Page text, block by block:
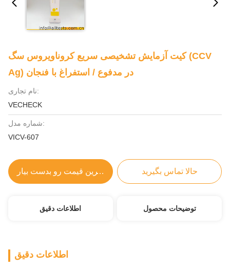
کیت آزمایش تشخیصی سریع کروناویروس سگ (CCV
Ag) در مدفوع / استفراغ با فنجان
نام تجاری:
VECHECK
شماره مدل:
VICV-607
بهترین قیمت رو بدست بیار حالا تماس بگیرید
اطلاعات دقیق توضیحات محصول
اطلاعات دقیق